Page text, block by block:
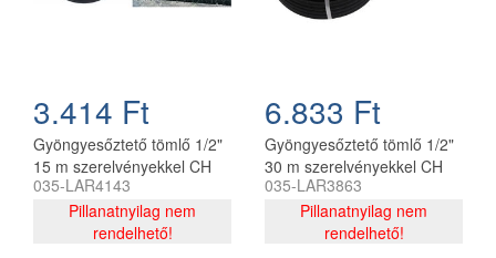
3.414 Ft
Gyöngyesőztető tömlő 1/2"
15 m szerelvényekkel CH
035-LAR4143
Pillanatnyilag nem
rendelhető!
6.833 Ft
Gyöngyesőztető tömlő 1/2"
30 m szerelvényekkel CH
035-LAR3863
Pillanatnyilag nem
rendelhető!